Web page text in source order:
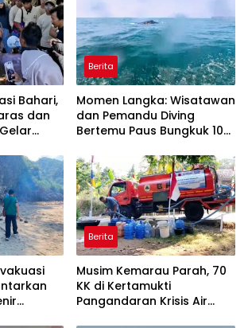
Bahari,
dan
Berita
Momen Langka: Wisatawan
dan Pemandu Diving
Bertemu Paus Bungkuk 10
Berita
Musim Kemarau Parah, 70
KK di Kertamukti
Pangandaran Krisis Air